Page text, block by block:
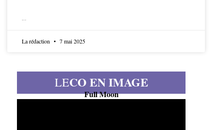
La rédaction 7 mai 2025
LECO EN IMAGE
Full Moon